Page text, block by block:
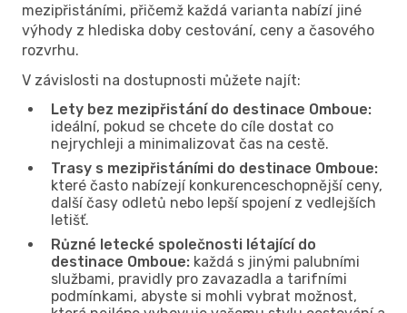
mezipřistáními, přičemž každá varianta nabízí jiné
výhody z hlediska doby cestování, ceny a časového
rozvrhu.
V závislosti na dostupnosti můžete najít:
Lety bez mezipřistání do destinace Omboue:
ideální, pokud se chcete do cíle dostat co
nejrychleji a minimalizovat čas na cestě.
Trasy s mezipřistáními do destinace Omboue:
které často nabízejí konkurenceschopnější ceny,
další časy odletů nebo lepší spojení z vedlejších
letišť.
Různé letecké společnosti létající do
destinace Omboue: každá s jinými palubními
službami, pravidly pro zavazadla a tarifními
podmínkami, abyste si mohli vybrat možnost,